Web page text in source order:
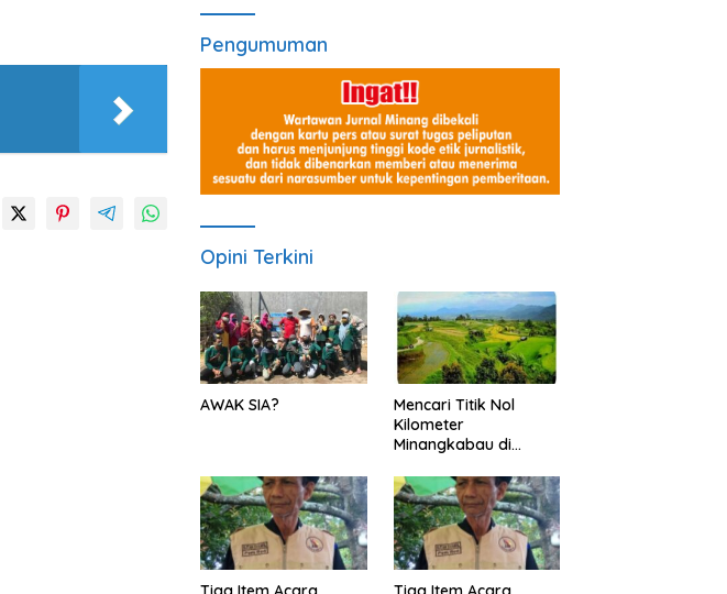
Pengumuman
Opini Terkini
AWAK SIA?
Mencari Titik Nol
Kilometer
Minangkabau di
Dimanakah Lokasi
nya?